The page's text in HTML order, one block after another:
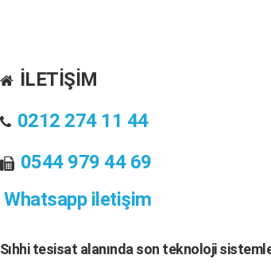
İLETİŞİM
0212 274 11 44
0544 979 44 69
Whatsapp iletişim
Sıhhi tesisat alanında son teknoloji